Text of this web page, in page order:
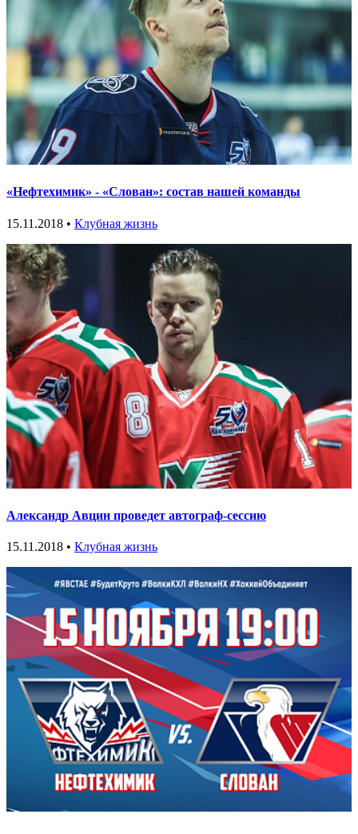
«Нефтехимик» - «Слован»: состав нашей команды
15.11.2018 • Клубная жизнь
Александр Авцин проведет автограф-сессию
15.11.2018 • Клубная жизнь